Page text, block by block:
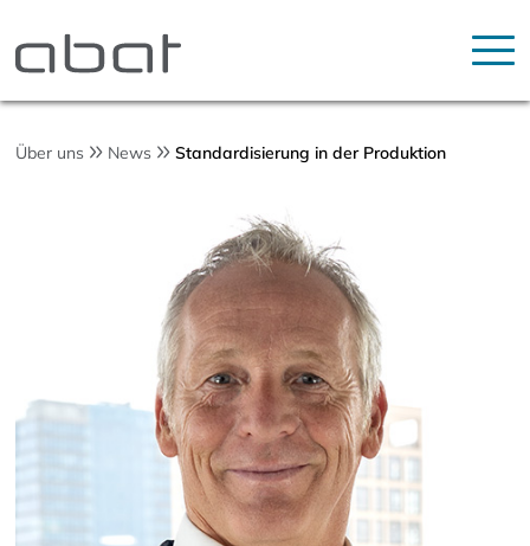
Über uns News Standardisierung in der Produktion